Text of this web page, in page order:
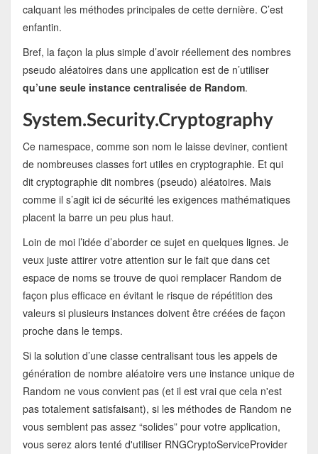
calquant les méthodes principales de cette dernière. C’est
enfantin.
Bref, la façon la plus simple d’avoir réellement des nombres
pseudo aléatoires dans une application est de n’utiliser
qu’une seule instance centralisée de Random.
System.Security.Cryptography
Ce namespace, comme son nom le laisse deviner, contient
de nombreuses classes fort utiles en cryptographie. Et qui
dit cryptographie dit nombres (pseudo) aléatoires. Mais
comme il s’agit ici de sécurité les exigences mathématiques
placent la barre un peu plus haut.
Loin de moi l’idée d’aborder ce sujet en quelques lignes. Je
veux juste attirer votre attention sur le fait que dans cet
espace de noms se trouve de quoi remplacer Random de
façon plus efficace en évitant le risque de répétition des
valeurs si plusieurs instances doivent être créées de façon
proche dans le temps.
Si la solution d’une classe centralisant tous les appels de
génération de nombre aléatoire vers une instance unique de
Random ne vous convient pas (et il est vrai que cela n'est
pas totalement satisfaisant), si les méthodes de Random ne
vous semblent pas assez “solides” pour votre application,
vous serez alors tenté d'utiliser RNGCryptoServiceProvider